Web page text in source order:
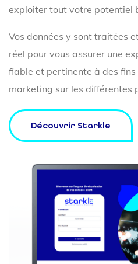
exploiter tout votre potentiel
Vos données y sont traitées
réel pour vous assurer une
fiable et pertinente à des fins
marketing sur les différentes
Découvrir Starkle